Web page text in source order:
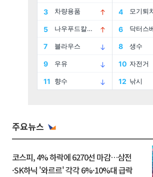
주요뉴스
코스피, 4% 하락에 6270선 마감…삼전
·SK하닉 '와르르' 각각 6%·10%대 급락